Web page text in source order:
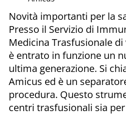
Novità importanti per la
Presso il Servizio di
Medicina Trasfusionale
è entrato in funzione un
ultima generazione. Si
Amicus ed è un
procedura. Questo
centri trasfusionali sia per